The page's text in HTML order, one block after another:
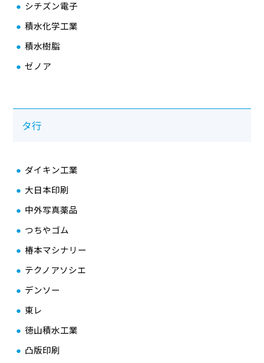
シチズン電子
積水化学工業
積水樹脂
ゼノア
タ行
ダイキン工業
大日本印刷
中外写真薬品
つちやゴム
椿本マシナリー
テクノアソシエ
デンソー
東レ
徳山積水工業
凸版印刷